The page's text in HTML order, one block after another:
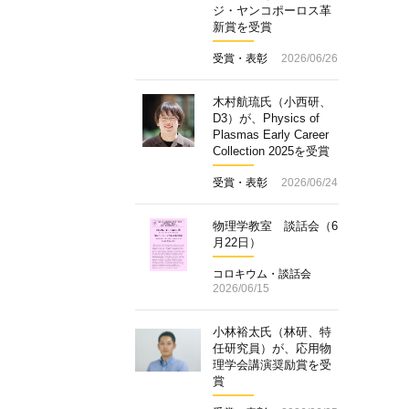
ジ・ヤンコポーロス革
新賞を受賞
受賞・表彰 2026/06/26
木村航琉氏（小西研、
D3）が、Physics of
Plasmas Early Career
Collection 2025を受賞
受賞・表彰 2026/06/24
物理学教室 談話会（6
月22日）
コロキウム・談話会
2026/06/15
小林裕太氏（林研、特
任研究員）が、応用物
理学会講演奨励賞を受
賞